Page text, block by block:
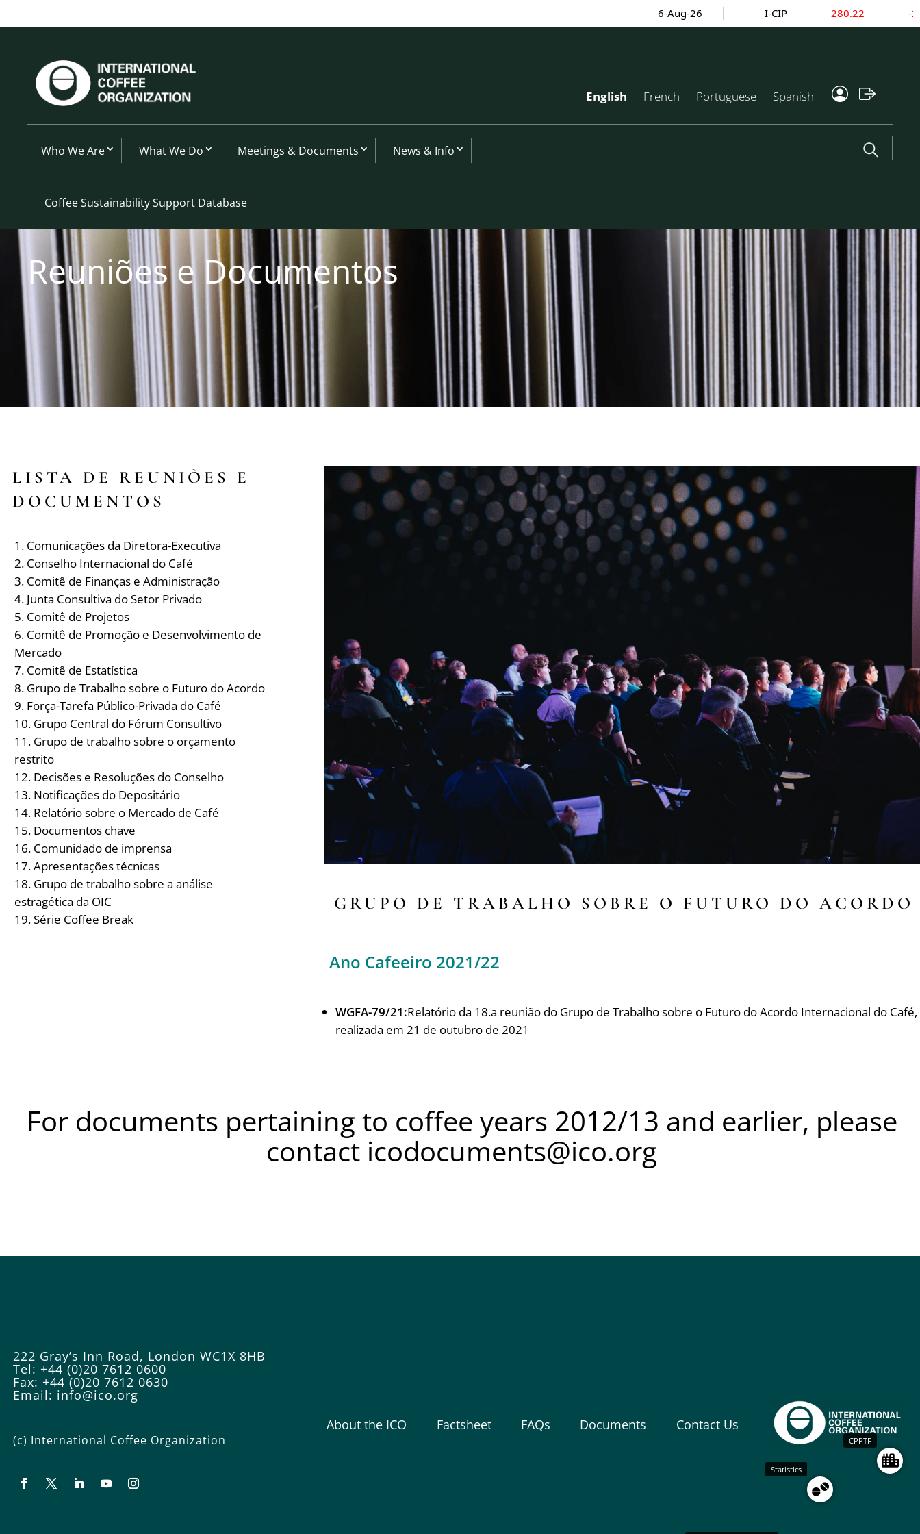
6-Aug-26 280.22 -2.24%
English French Portuguese Spanish
Who We Are What We Do Meetings & Documents News & Info
Coffee Sustainability Support Database
for:
Reuniões e Documentos
LISTA DE REUNIÕES E
DOCUMENTOS
Comunicações da Diretora-Executiva
Conselho Internacional do Café
Comitê de Finanças e Administração
Junta Consultiva do Setor Privado
Comitê de Projetos
Comitê de Promoção e Desenvolvimento de
Mercado
Comitê de Estatística
Grupo de Trabalho sobre o Futuro do Acordo
Força-Tarefa Público-Privada do Café
Grupo Central do Fórum Consultivo
Grupo de trabalho sobre o orçamento
restrito
Decisões e Resoluções do Conselho
Notificações do Depositário
Relatório sobre o Mercado de Café
Documentos chave
Comunidado de imprensa
Apresentações técnicas
Grupo de trabalho sobre a análise
estragética da OIC
Série Coffee Break
GRUPO DE TRABALHO SOBRE O FUTURO DO ACORDO
Ano Cafeeiro 2021/22
WGFA-79/21:Relatório da 18.a reunião do Grupo de Trabalho sobre o Futuro do Acordo Internacional do Café,
realizada em 21 de outubro de 2021
For documents pertaining to coffee years 2012/13 and earlier, please
contact icodocuments@ico.org
222 Gray’s Inn Road, London WC1X 8HB
Tel: +44 (0)20 7612 0600
Fax: +44 (0)20 7612 0630
Email: info@ico.org
(c) International Coffee Organization
About the ICO Factsheet FAQs Documents Contact Us
Statistics
CPPTF